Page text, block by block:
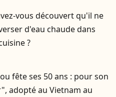
vous découvert qu'il ne
d'eau chaude dans
?
fête ses 50 ans : pour son
adopté au Vietnam au